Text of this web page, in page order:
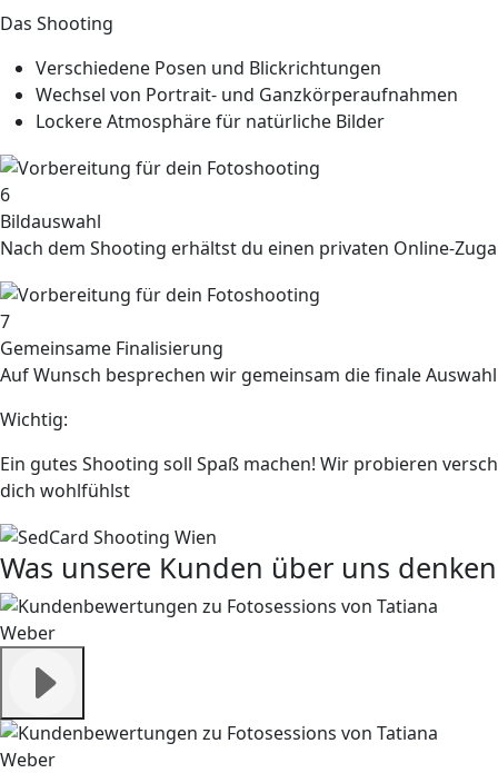
Das Shooting
Verschiedene Posen und Blickrichtungen
Wechsel von Portrait- und Ganzkörperaufnahmen
Lockere Atmosphäre für natürliche Bilder
6
Bildauswahl
Nach dem Shooting erhältst du einen privaten Online-
7
Gemeinsame Finalisierung
Auf Wunsch besprechen wir gemeinsam die finale
Wichtig:
Ein gutes Shooting soll Spaß machen! Wir probieren
dich wohlfühlst
Was unsere Kunden über uns denken